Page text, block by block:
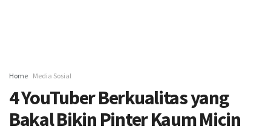
Home Media Sosial
4 YouTuber Berkualitas yang
Bakal Bikin Pinter Kaum Micin